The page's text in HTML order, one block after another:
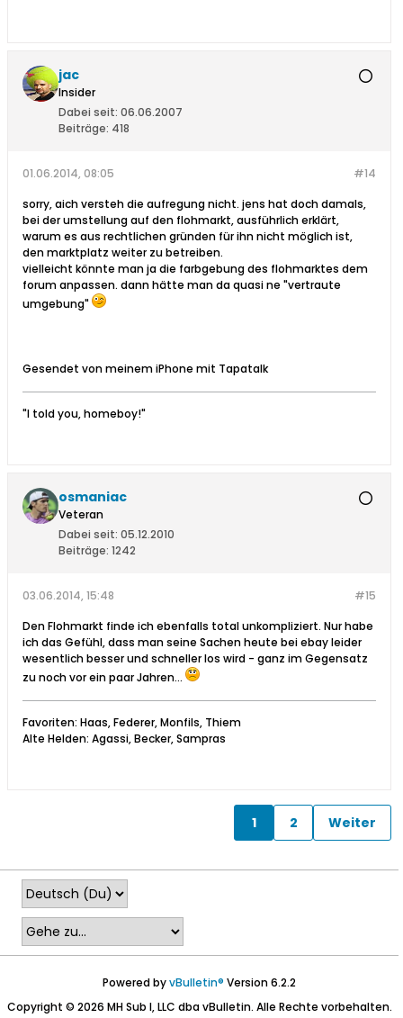
jac
Insider
Dabei seit: 06.06.2007
Beiträge: 418
#14
01.06.2014, 08:05
sorry, aich versteh die aufregung nicht. jens hat doch damals,
bei der umstellung auf den flohmarkt, ausführlich erklärt,
warum es aus rechtlichen gründen für ihn nicht möglich ist,
den marktplatz weiter zu betreiben.
vielleicht könnte man ja die farbgebung des flohmarktes dem
forum anpassen. dann hätte man da quasi ne "vertraute
umgebung"
Gesendet von meinem iPhone mit Tapatalk
"I told you, homeboy!"
osmaniac
Veteran
Dabei seit: 05.12.2010
Beiträge: 1242
#15
03.06.2014, 15:48
Den Flohmarkt finde ich ebenfalls total unkompliziert. Nur habe
ich das Gefühl, dass man seine Sachen heute bei ebay leider
wesentlich besser und schneller los wird - ganz im Gegensatz
zu noch vor ein paar Jahren...
Favoriten: Haas, Federer, Monfils, Thiem
Alte Helden: Agassi, Becker, Sampras
1 2 Weiter
Powered byvBulletin® Version 6.2.2
Copyright © 2026 MH Sub I, LLC dba vBulletin. Alle Rechte vorbehalten.